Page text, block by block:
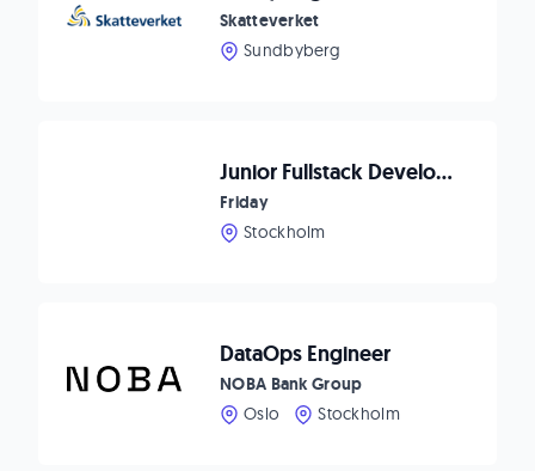
Skatteverket
Sundbyberg
Junior Fullstack Developer
Friday
Stockholm
DataOps Engineer
NOBA Bank Group
Oslo
Stockholm